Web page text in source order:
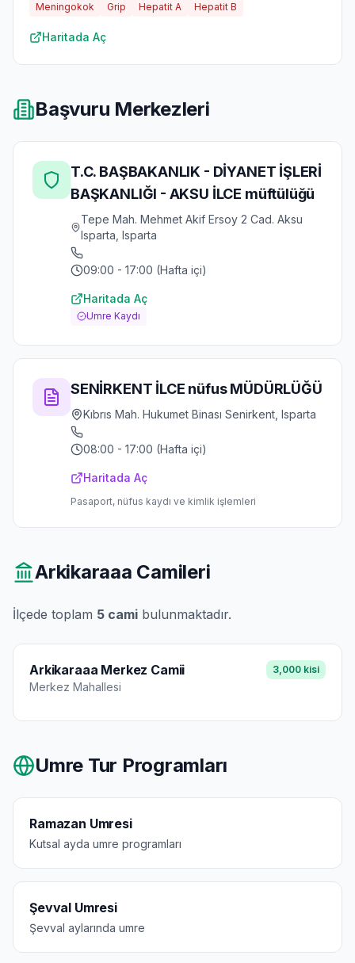
Meningokok
Grip Hepatit A Hepatit B
Haritada Aç
Başvuru Merkezleri
T.C. BAŞBAKANLIK - DİYANET İŞLERİ
BAŞKANLIĞI - AKSU İLCE müftülüğü
Tepe Mah. Mehmet Akif Ersoy 2 Cad. Aksu
Isparta, Isparta
09:00 - 17:00 (Hafta içi)
Haritada Aç
Umre Kaydı
SENİRKENT İLCE nüfus MÜDÜRLÜĞÜ
Kıbrıs Mah. Hukumet Binası Senirkent, Isparta
08:00 - 17:00 (Hafta içi)
Haritada Aç
Pasaport, nüfus kaydı ve kimlik işlemleri
Arkikaraaa Camileri
İlçede toplam 5 cami bulunmaktadır.
Arkikaraaa Merkez Camii
Merkez Mahallesi
3,000 kisi
Umre Tur Programları
Ramazan Umresi
Kutsal ayda umre programları
Şevval Umresi
Şevval aylarında umre